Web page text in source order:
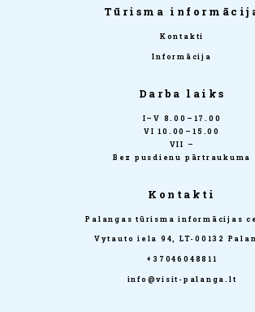
Tūrisma
Kontakti
Informācija
Darba laiks
I–V 8.00–17.00
VI 10.00–15.00
VII –
Bez pusdienu pārtraukuma
Kontakti
Palangas tūrisma informācijas
Vytauto iela 94, LT-00132
+37046048811
info@visit-palanga.lt